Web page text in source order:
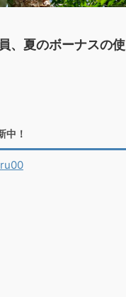
、夏のボーナスの使
中！